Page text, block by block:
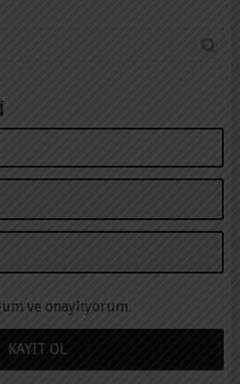
ve onaylıyorum.